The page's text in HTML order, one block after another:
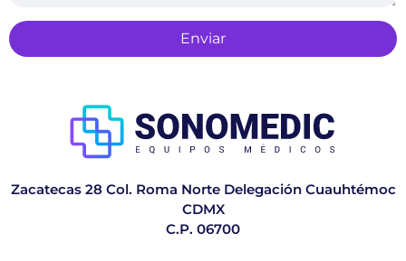
Enviar
Zacatecas 28 Col. Roma Norte Delegación Cuauhtémoc
CDMX
C.P. 06700